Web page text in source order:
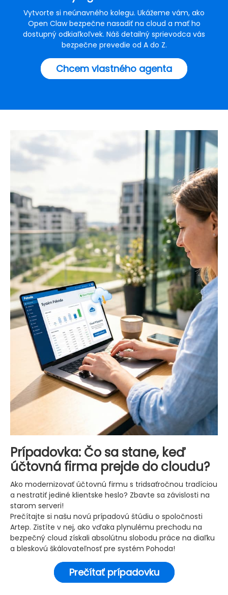
Vytvorte si neúnavného kolegu. Ukážeme vám, ako
Open Claw bezpečne nasadiť na cloud a mať ho
dostupný odkiaľkoľvek. Náš detailný sprievodca vás
bezpečne prevedie od A do Z.
Chcem vlastného agenta
Prípadovka: Čo sa stane, keď
účtovná firma prejde do cloudu?
Ako modernizovať účtovnú firmu s tridsaťročnou tradíciou
a nestratiť jediné klientske heslo? Zbavte sa závislosti na
starom serveri!
Prečítajte si našu novú prípadovú štúdiu o spoločnosti
Artep. Zistíte v nej, ako vďaka plynulému prechodu na
bezpečný cloud získali absolútnu slobodu práce na diaľku
a bleskovú škálovateľnosť pre systém Pohoda!
Prečítať prípadovku